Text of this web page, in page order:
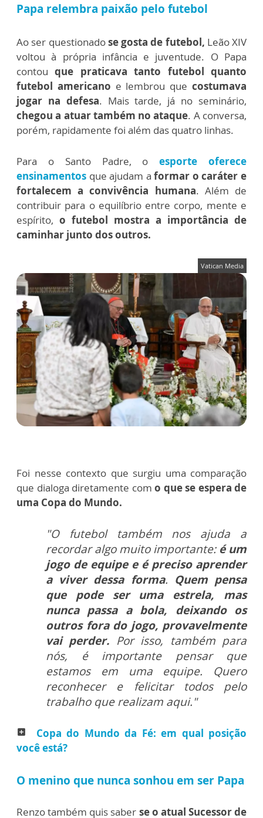
Papa relembra paixão pelo futebol
Ao ser questionadose gosta de futebol, Leão XIV
voltou à própria infância e juventude. O Papa
contouque praticava tanto futebol quanto
futebol americano e lembrou quecostumava
jogar na defesa. Mais tarde, já no seminário,
chegou a atuar também no ataque. A conversa,
porém, rapidamente foi além das quatro linhas.
Para o Santo Padre, oesporte oferece
ensinamentos que ajudam aformar o caráter e
fortalecem a convivência humana. Além de
contribuir para o equilíbrio entre corpo, mente e
espírito, o futebol mostra a importância de
caminhar junto dos outros.
Vatican Media
Foi nesse contexto que surgiu uma comparação
que dialoga diretamente com o que se espera de
uma Copa do Mundo.
"O futebol também nos ajuda a
recordar algo muito importante: é um
jogo de equipe e é preciso aprender
a viver dessa forma. Quem pensa
que pode ser uma estrela, mas
nunca passa a bola, deixando os
outros fora do jogo, provavelmente
vai perder. Por isso, também para
nós, é importante pensar que
estamos em uma equipe. Quero
reconhecer e felicitar todos pelo
trabalho que realizam aqui."
add_box
Copa do Mundo da Fé: em qual posição
você está?
O menino que nunca sonhou em ser Papa
Renzo também quis saber se o atual Sucessor de